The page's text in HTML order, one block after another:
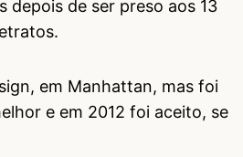
depois de ser preso aos 13
em Manhattan, mas foi
e em 2012 foi aceito, se